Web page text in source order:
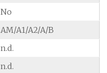
No
AM/A1/A2/A/B
n.d.
n.d.